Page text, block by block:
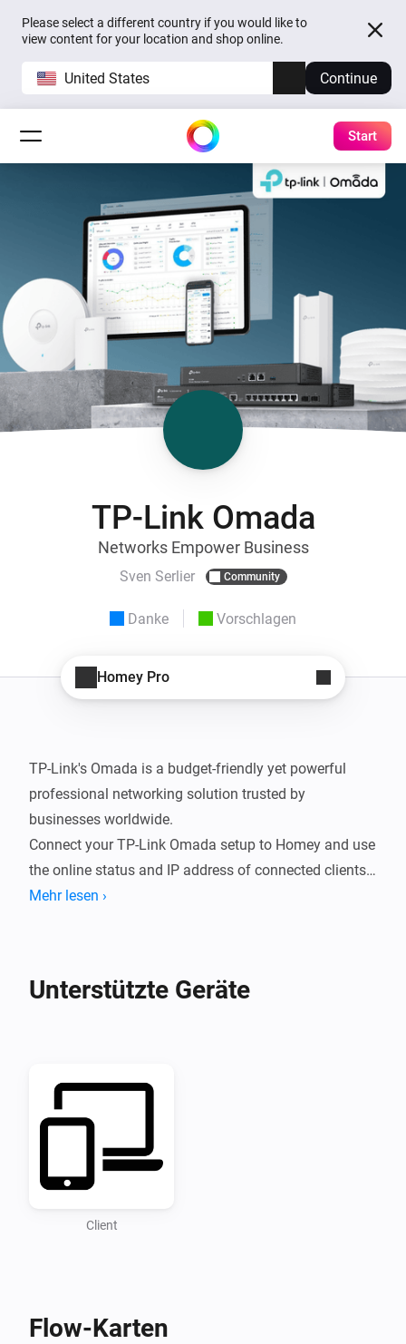
Please select a different country if you would like to
view content for your location and shop online.
United States Continue
Start
TP-Link Omada
Networks Empower Business
Sven Serlier Community
Danke Vorschlagen
Homey Pro
TP-Link's Omada is a budget-friendly yet powerful
professional networking solution trusted by
businesses worldwide.
Connect your TP-Link Omada setup to Homey and use
the online status and IP address of connected clients
in your Flows.
Mehr lesen ›
Unterstützte Geräte
Client
Flow-Karten